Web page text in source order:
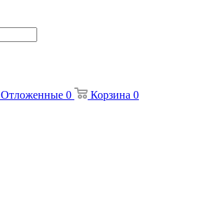
Отложенные 0 Корзина 0